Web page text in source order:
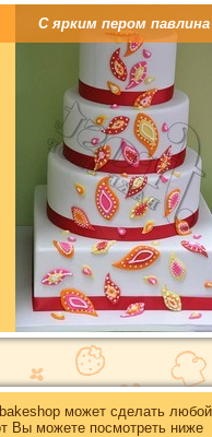
С ярким пером павлина
может сделать
Вы можете посмотреть ниже